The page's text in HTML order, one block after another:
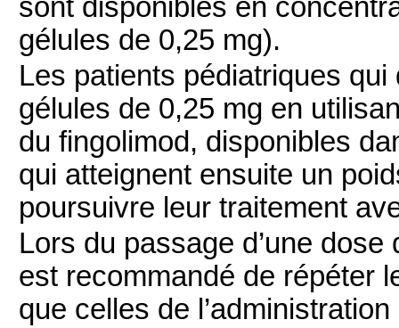
sont disponibles en
gélules de 0,25 mg).
Les patients pédiatriques
gélules de 0,25 mg en
du fingolimod, disponibles
qui atteignent ensuite un
poursuivre leur traitement
Lors du passage d’une
est recommandé de répéter
que celles de